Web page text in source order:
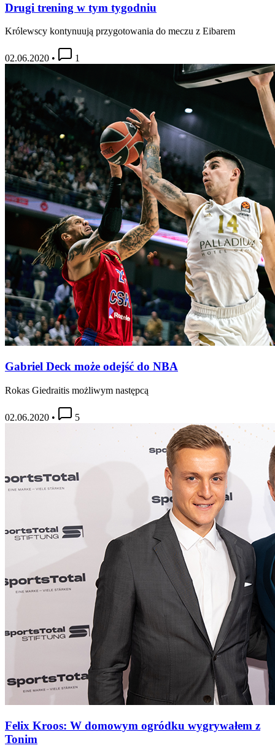
Drugi trening w tym tygodniu
Królewscy kontynuują przygotowania do meczu z Eibarem
02.06.2020 • 1
Gabriel Deck może odejść do NBA
Rokas Giedraitis możliwym następcą
02.06.2020 • 5
Felix Kroos: W domowym ogródku wygrywałem z
Tonim